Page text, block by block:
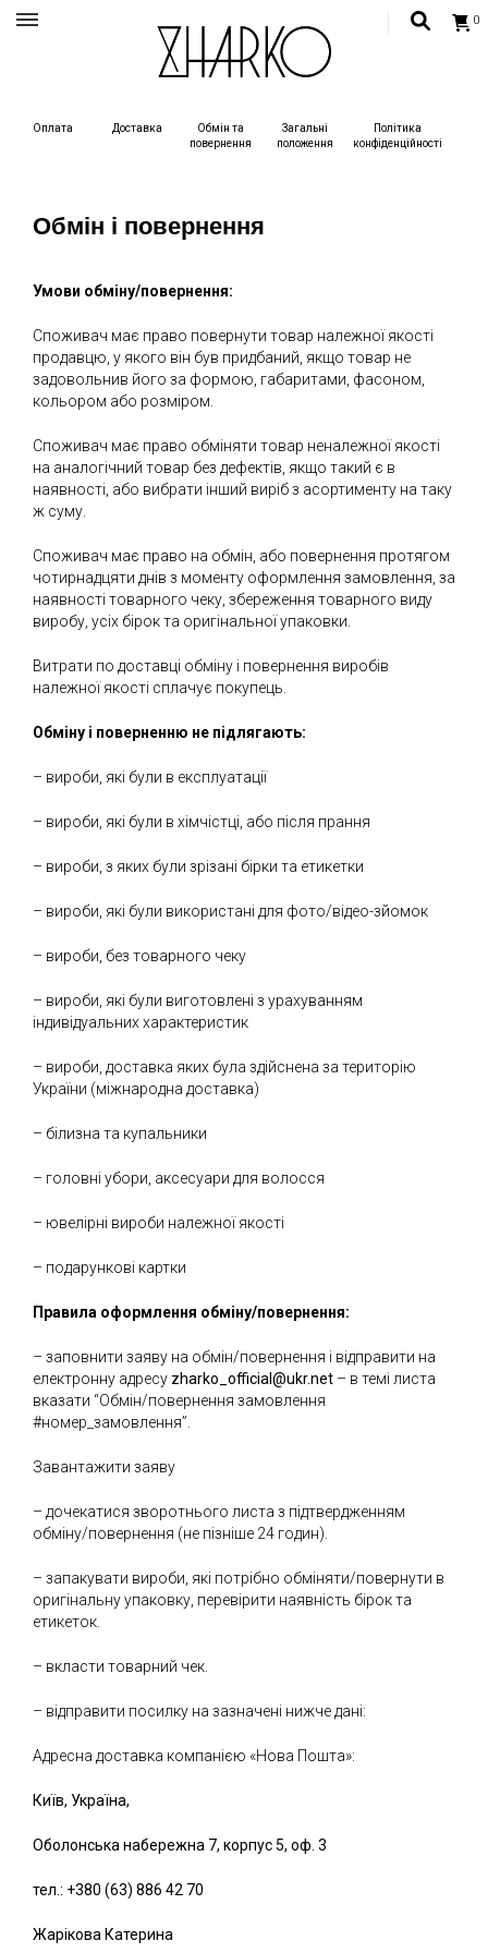
0
Український бренд одягу, жіночий український одяг, сучасний жиночий одяг,
Оплата Доставка
Обмін та
повернення
Загальні
положення
Політика
конфіденційності
Обмін і повернення
Умови обміну/повернення:
Споживач має право повернути товар належної якості
продавцю, у якого він був придбаний, якщо товар не
задовольнив його за формою, габаритами, фасоном,
кольором або розміром.
Споживач має право обміняти товар неналежної якості
на аналогічний товар без дефектів, якщо такий є в
наявності, або вибрати інший виріб з асортименту на таку
ж суму.
Споживач має право на обмін, або повернення протягом
чотирнадцяти днів з моменту оформлення замовлення, за
наявності товарного чеку, збереження товарного виду
виробу, усіх бірок та оригінальної упаковки.
Витрати по доставці обміну і повернення виробів
належної якості сплачує покупець.
Обміну і поверненню не підлягають:
– вироби, які були в експлуатації
– вироби, які були в хімчістці, або після прання
– вироби, з яких були зрізані бірки та етикетки
– вироби, які були використані для фото/відео-зйомок
– вироби, без товарного чеку
– вироби, які були виготовлені з урахуванням
індивідуальних характеристик
– вироби, доставка яких була здійснена за територію
України (міжнародна доставка)
– білизна та купальники
– головні убори, аксесуари для волосся
– ювелірні вироби належної якості
– подарункові картки
Правила оформлення обміну/повернення:
– заповнити заяву на обмін/повернення і відправити на
електронну адресу zharko_official@ukr.net – в темі листа
вказати “Обмін/повернення замовлення
#номер_замовлення”.
Завантажити заяву
– дочекатися зворотнього листа з підтвердженням
обміну/повернення (не пізніше 24 годин).
– запакувати вироби, які потрібно обміняти/повернути в
оригінальну упаковку, перевірити наявність бірок та
етикеток.
– вкласти товарний чек.
– відправити посилку на зазначені нижче дані:
Адресна доставка компанією «Нова Пошта»:
Київ, Україна,
Оболонська набережна 7, корпус 5, оф. 3
тел.: +380 (63) 886 42 70
Жарікова Катерина